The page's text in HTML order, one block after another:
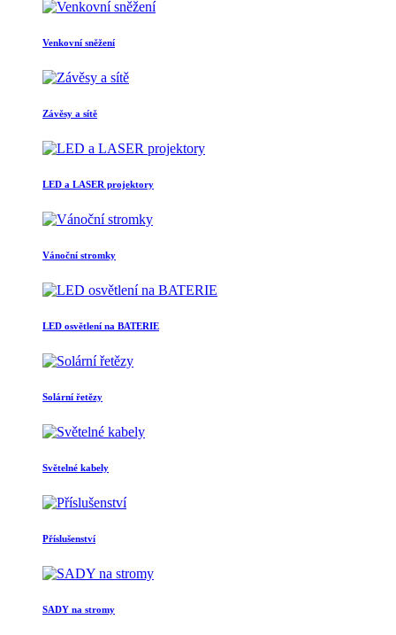
Venkovní sněžení
Závěsy a sítě
LED a LASER projektory
Vánoční stromky
LED osvětlení na BATERIE
Solární řetězy
Světelné kabely
Příslušenství
SADY na stromy